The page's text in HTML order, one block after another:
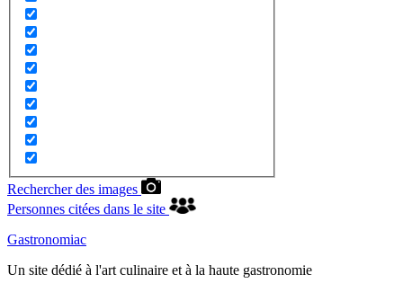
Rechercher des images
Personnes citées dans le site
Gastronomiac
Un site dédié à l'art culinaire et à la haute gastronomie